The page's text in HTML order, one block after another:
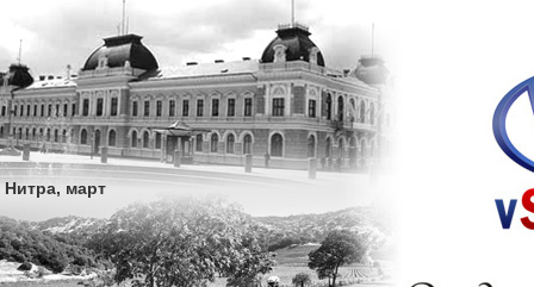
Нитра, март